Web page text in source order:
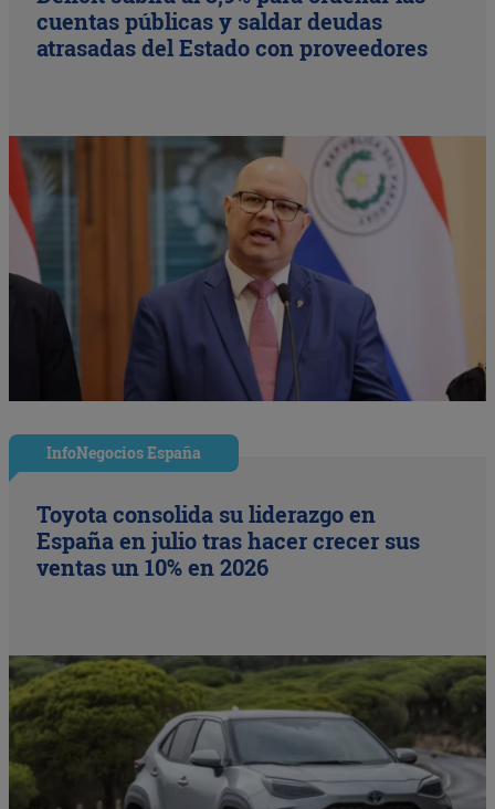
cuentas públicas y saldar deudas
atrasadas del Estado con proveedores
InfoNegocios España
Toyota consolida su liderazgo en
España en julio tras hacer crecer sus
ventas un 10% en 2026